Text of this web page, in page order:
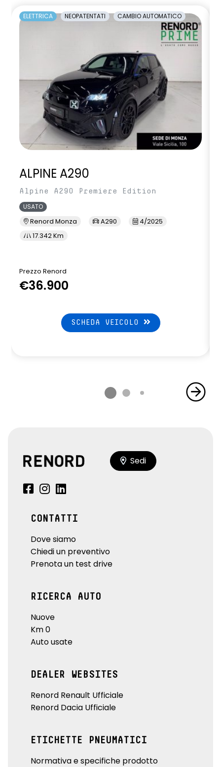
ELETTRICA NEOPATENTATI CAMBIO AUTOMATICO
ALPINE A290
Alpine A290 Premiere Edition
USATO
Renord Monza A290
4/2025
17.342 Km
Prezzo Renord
€36.900
SCHEDA VEICOLO
Sedi
CONTATTI
Dove siamo
Chiedi un preventivo
Prenota un test drive
RICERCA AUTO
Nuove
Km 0
Auto usate
DEALER WEBSITES
Renord Renault Ufficiale
Renord Dacia Ufficiale
ETICHETTE PNEUMATICI
Normativa e specifiche prodotto